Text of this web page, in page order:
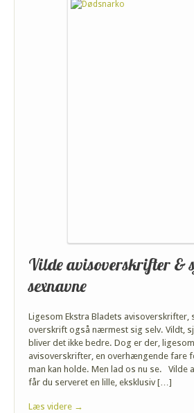
Vilde avisoverskrifter &
sexnavne
Ligesom Ekstra Bladets
overskrift også nærmest sig selv. Vildt,
bliver det ikke bedre. Dog er der,
avisoverskrifter, en overhængende fare
man kan holde. Men lad os nu se. Vilde
får du serveret en lille, eksklusiv […]
Læs videre →